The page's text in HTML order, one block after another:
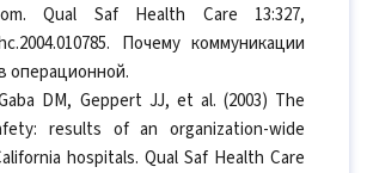
Qual Saf Health Care 13:327,
Почему коммуникации
операционной.
DM, Geppert JJ, et al. (2003) The
results of an organization-wide
hospitals. Qual Saf Health Care